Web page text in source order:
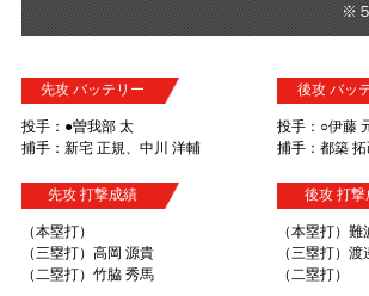
※
先攻 バッテリー
投手：●曽我部 太
捕手：新宅 正規、中川 洋輔
後攻 バッ
投手：○伊藤
捕手：都築 拓
先攻 打撃成績
（本塁打）
（三塁打）高岡 源貴
（二塁打）竹脇 秀馬
後攻 打撃
（本塁打）
（三塁打）
（二塁打）